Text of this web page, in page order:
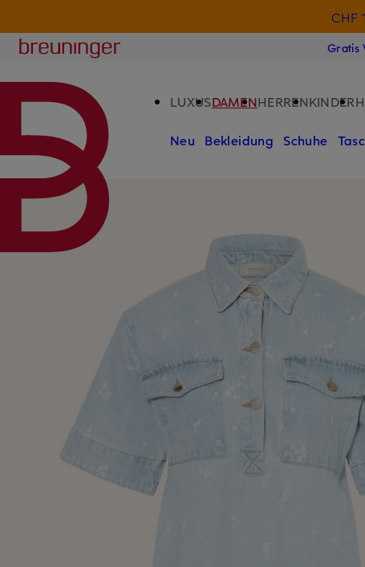
CHF
Breuninger
Gratis
LUXUSDAMENHERRENKINDER
Neu Bekleidung Schuhe